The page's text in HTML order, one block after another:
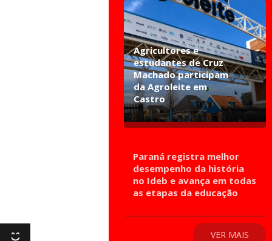
Agricultores e
estudantes de Cruz
Machado participam
da Agroleite em
Castro
Paraná registra melhor
desempenho da história
no Ideb e avança em todas
as etapas da educação
VER MAIS